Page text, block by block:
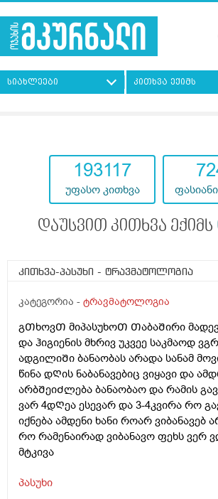
სიახლეები კითხვა ექიმს
193117
უფასო კითხვა
დაუსვით კითხვა ექიმს
კითხვა-პასუხი - ტრავმატოლოგია
კატეგორია - ტრავმატოლოგია
გᲗხოვᲗ მიპასუხოᲗ ᲗაბაᲨირი
და ჰიგიენის მხრივ უკვეე საკმაოდ
ადგილიᲨი ბანაობას არადა სანამ
წინა დᲦის ნაბანავებიც ვიყავი და
არბᲨეიᲫლება ბანაობაო და რამის
ვარ 4დᲦეა ესევარ და 3-4კვირა რო
იქნება ამდენი ხანი როარ ვიბანავებ
რო რამენაირად ვიბანავო ფეხს ვერ
მტკივა
პასუხი